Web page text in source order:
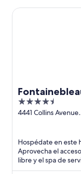
4.5
out
4441 Collins Avenue
Hospédate en este
Aprovecha el
libre y el spa de
huéspedes ...
Fontainebleau